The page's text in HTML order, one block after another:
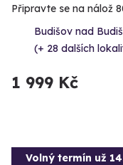
Připravte se na nálož
Budišov nad
(+ 28 dalších
1 999 Kč
Volný termín už